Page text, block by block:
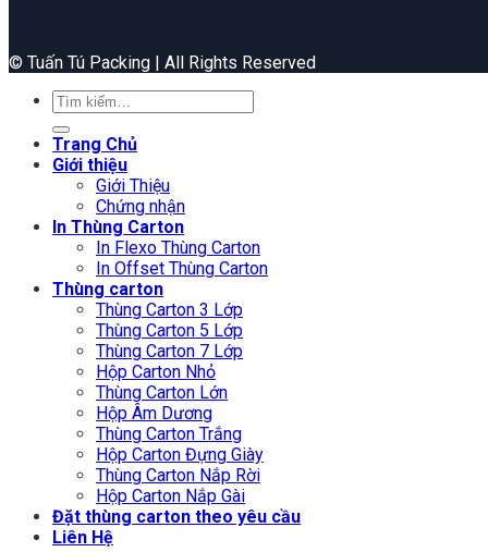
©️ Tuấn Tú Packing | All Rights Reserved
Tìm
kiếm:
Trang Chủ
Giới thiệu
Giới Thiệu
Chứng nhận
In Thùng Carton
In Flexo Thùng Carton
In Offset Thùng Carton
Thùng carton
Thùng Carton 3 Lớp
Thùng Carton 5 Lớp
Thùng Carton 7 Lớp
Hộp Carton Nhỏ
Thùng Carton Lớn
Hộp Âm Dương
Thùng Carton Trắng
Hộp Carton Đựng Giày
Thùng Carton Nắp Rời
Hộp Carton Nắp Gài
Đặt thùng carton theo yêu cầu
Liên Hệ